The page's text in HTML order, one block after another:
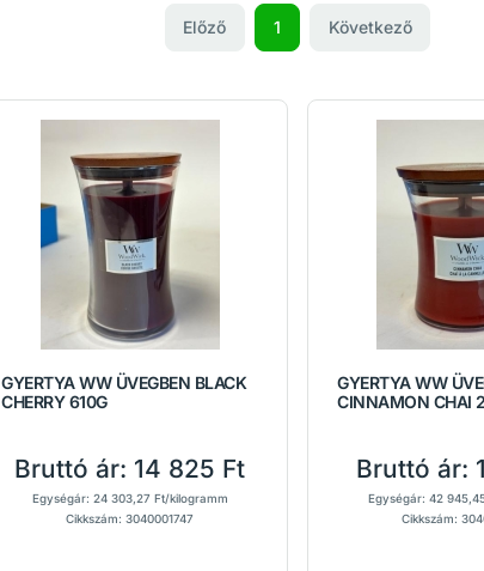
Előző 1 Következő
GYERTYA WW ÜVEGBEN BLACK
CHERRY 610G
Bruttó ár: 14 825 Ft
Egységár: 24 303,27 Ft/kilogramm
Cikkszám: 3040001747
GYERTYA WW
CINNAMON CHAI
Bruttó ár:
Egységár: 42
Cikkszám: